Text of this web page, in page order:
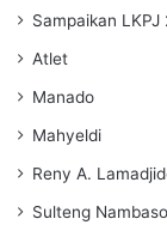
Sampaikan LKPJ
Atlet
Manado
Mahyeldi
Reny A.
Sulteng Nambaso